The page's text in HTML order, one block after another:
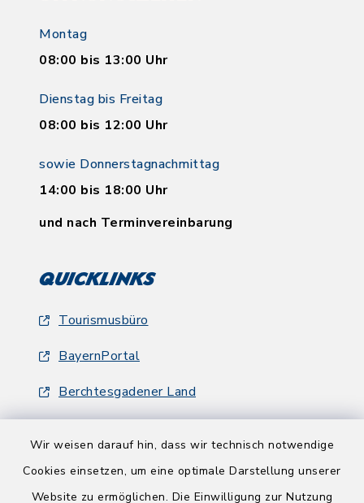
Wir weisen darauf hin, dass wir technisch notwendige
Cookies einsetzen, um eine optimale Darstellung unserer
Website zu ermöglichen. Die Einwilligung zur Nutzung
Montag
08:00 bis 13:00 Uhr
Dienstag bis Freitag
08:00 bis 12:00 Uhr
sowie Donnerstagnachmittag
14:00 bis 18:00 Uhr
und nach Terminvereinbarung
Quicklinks
Tourismusbüro
BayernPortal
Berchtesgadener Land